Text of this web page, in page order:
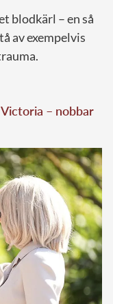
blodkärl – en så
av exempelvis
– nobbar